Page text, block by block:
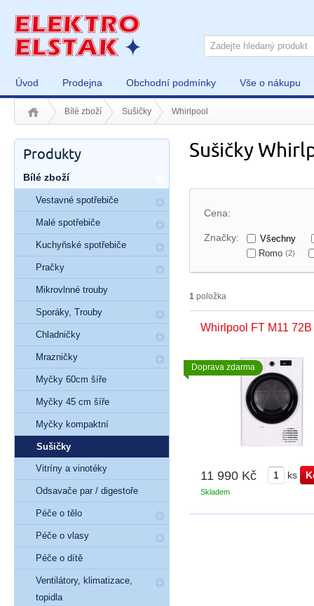
Úvod Prodejna Obchodní podmínky Vše o nákupu
Bílé zboží Sušičky Whirlpool
Sušičky
Cena:
Značky:
Všechny
Romo (2)
1 položka
Whirlpool FT M11
11 990 Kč ks
Skladem
Doprava zdarma
Produkty
Bílé zboží
Vestavné spotřebiče
Malé spotřebiče
Kuchyňské spotřebiče
Pračky
Mikrovlnné trouby
Sporáky, Trouby
Chladničky
Mrazničky
Myčky 60cm šíře
Myčky 45 cm šíře
Myčky kompaktní
Sušičky
Vitríny a vinotéky
Odsavače par / digestoře
Péče o tělo
Péče o vlasy
Péče o dítě
Ventilátory, klimatizace,
topidla